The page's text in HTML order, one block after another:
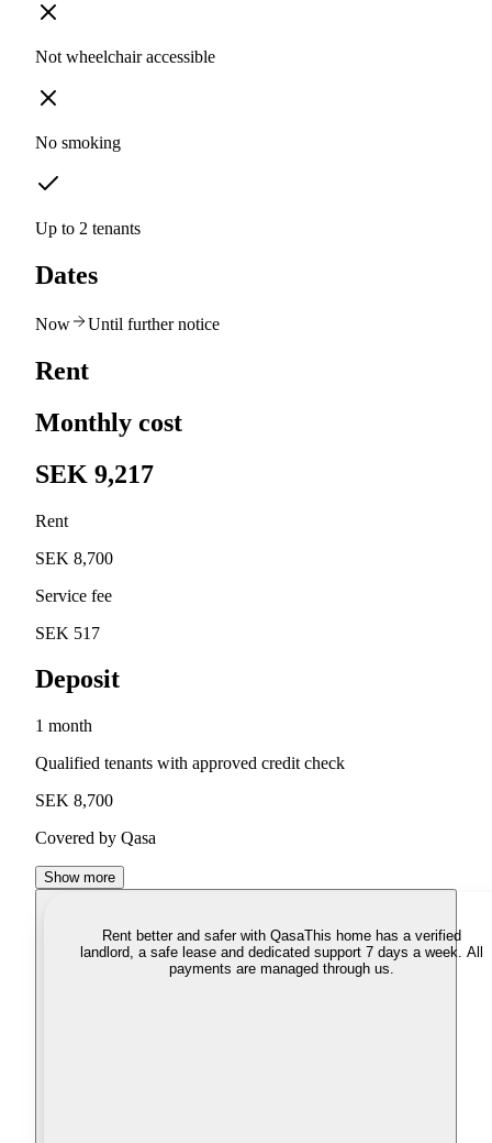
Not wheelchair accessible
No smoking
Up to 2 tenants
Dates
Now Until further notice
Rent
Monthly cost
SEK 9,217
Rent
SEK 8,700
Service fee
SEK 517
Deposit
1 month
Qualified tenants with approved credit check
SEK 8,700
Covered by Qasa
Show more
Rent better and safer with QasaThis home has a verified
landlord, a safe lease and dedicated support 7 days a week. All
payments are managed through us.